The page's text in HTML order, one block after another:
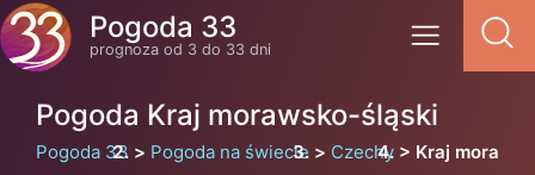
Pogoda 33
prognoza od 3 do 33 dni
Pogoda Kraj morawsko-śląski
Pogoda 33 Pogoda na świecie Czechy Kraj